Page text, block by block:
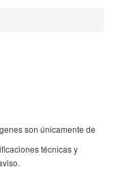
son únicamente de
técnicas y